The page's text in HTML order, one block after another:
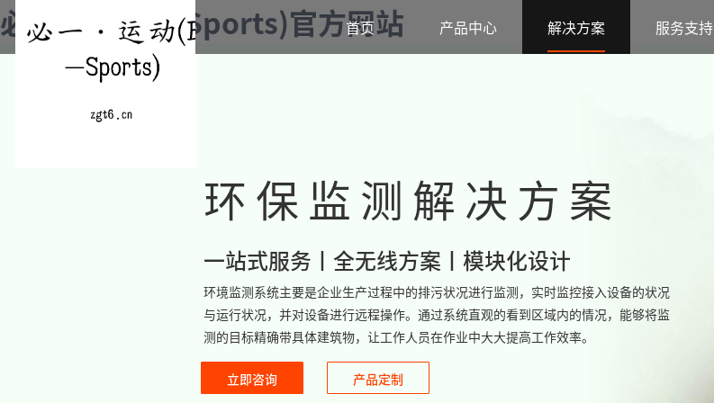
必一·运动(B-Sports)官方网站
首页 产品中心 解决方案 服务支持
环保监测解决方案
一站式服务丨全无线方案丨模块化设计
环境监测系统主要是企业生产过程中的排污状况进行监测，实时监控接入设备的状况
与运行状况，并对设备进行远程操作。通过系统直观的看到区域内的情况，能够将监
测的目标精确带具体建筑物，让工作人员在作业中大大提高工作效率。
立即咨询 产品定制